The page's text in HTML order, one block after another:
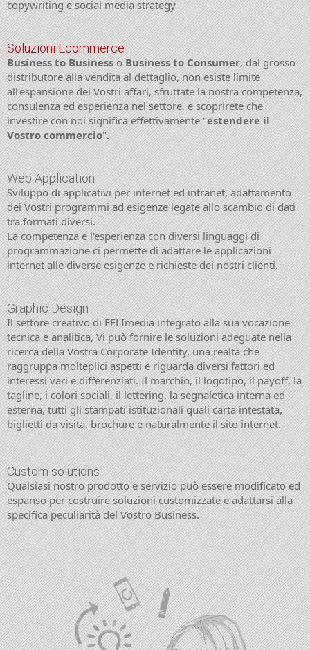
copywriting e social media strategy
Soluzioni Ecommerce
Business to BusinessoBusiness to Consumer, dal grosso
distributore alla vendita al dettaglio, non esiste limite
all'espansione dei Vostri affari, sfruttate la nostra competenza,
consulenza ed esperienza nel settore, e scoprirete che
investire con noi significa effettivamente "estendere il
Vostro commercio".
Web Application
Sviluppo di applicativi per internet ed intranet, adattamento
dei Vostri programmi ad esigenze legate allo scambio di dati
tra formati diversi.
La competenza e l'esperienza con diversi linguaggi di
programmazione ci permette di adattare le applicazioni
internet alle diverse esigenze e richieste dei nostri clienti.
Graphic Design
Il settore creativo di EELImedia integrato alla sua vocazione
tecnica e analitica, Vi può fornire le soluzioni adeguate nella
ricerca della Vostra Corporate Identity, una realtà che
raggruppa molteplici aspetti e riguarda diversi fattori ed
interessi vari e differenziati. Il marchio, il logotipo, il payoff, la
tagline, i colori sociali, il lettering, la segnaletica interna ed
esterna, tutti gli stampati istituzionali quali carta intestata,
biglietti da visita, brochure e naturalmente il sito internet.
Custom solutions
Qualsiasi nostro prodotto e servizio può essere modificato ed
espanso per costruire soluzioni customizzate e adattarsi alla
specifica peculiarità del Vostro Business.